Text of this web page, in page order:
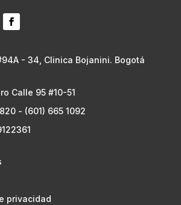
- 34, Clinica Bojanini. Bogotá
Calle 95 #10-51
- (601) 665 1092
privacidad